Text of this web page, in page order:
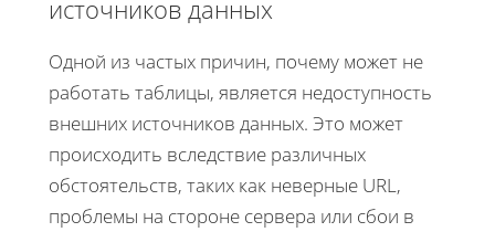
источников данных
Одной из частых причин, почему может не
работать таблицы, является недоступность
внешних источников данных. Это может
происходить вследствие различных
обстоятельств, таких как неверные URL,
проблемы на стороне сервера или сбои в